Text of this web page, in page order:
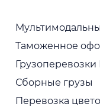
Таможенное
Сборные грузы
Перевозка
доставки
и
заказами.
доставки.
цена
можно